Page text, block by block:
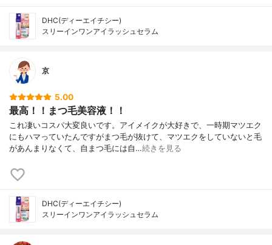
DHC(ディーエイチシー)
スリーインワンアイラッシュセラム
京
5.00
最高！！まつ毛美容液！！
これ凄いコスパ大変良いです。アイメイクが大好きで、一時期マツエク
にもハマっていたんですがまつ毛が抜けて、マツエクをしていないと毛
があんまりなくて、自まつ毛には自…続きを見る
DHC(ディーエイチシー)
スリーインワンアイラッシュセラム